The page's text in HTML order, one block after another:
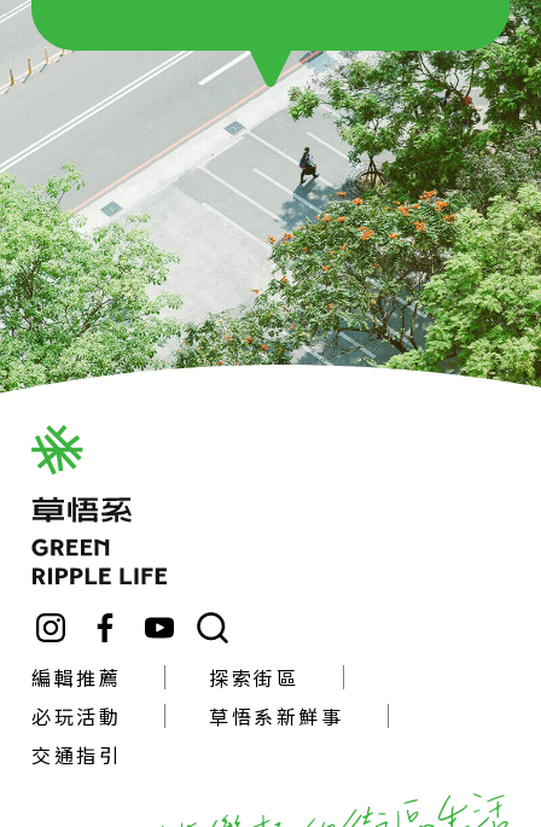
編輯推薦
探索街區
必玩活動
草悟系新鮮事
交通指引